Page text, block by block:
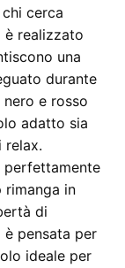
cerca
realizzato
una
durante
e rosso
adatto sia
relax.
perfettamente
rimanga in
di
pensata per
ideale per